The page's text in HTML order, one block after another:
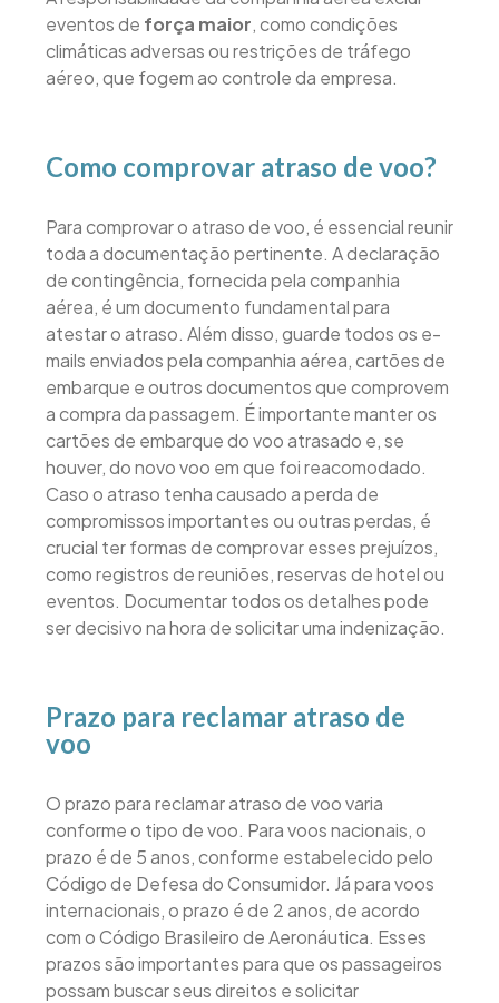
eventos de força maior, como condições
climáticas adversas ou restrições de tráfego
aéreo, que fogem ao controle da empresa.
Como comprovar atraso de voo?
Para comprovar o atraso de voo, é essencial reunir
toda a documentação pertinente. A declaração
de contingência, fornecida pela companhia
aérea, é um documento fundamental para
atestar o atraso. Além disso, guarde todos os e-
mails enviados pela companhia aérea, cartões de
embarque e outros documentos que comprovem
a compra da passagem. É importante manter os
cartões de embarque do voo atrasado e, se
houver, do novo voo em que foi reacomodado.
Caso o atraso tenha causado a perda de
compromissos importantes ou outras perdas, é
crucial ter formas de comprovar esses prejuízos,
como registros de reuniões, reservas de hotel ou
eventos. Documentar todos os detalhes pode
ser decisivo na hora de solicitar uma indenização.
Prazo para reclamar atraso de
voo
O prazo para reclamar atraso de voo varia
conforme o tipo de voo. Para voos nacionais, o
prazo é de 5 anos, conforme estabelecido pelo
Código de Defesa do Consumidor. Já para voos
internacionais, o prazo é de 2 anos, de acordo
com o Código Brasileiro de Aeronáutica. Esses
prazos são importantes para que os passageiros
possam buscar seus direitos e solicitar